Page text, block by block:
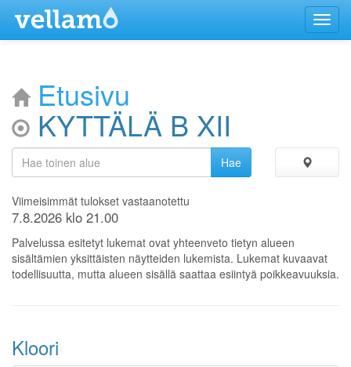
Menu
Etusivu
KYTTÄLÄ B XII
Viimeisimmät tulokset vastaanotettu
7.8.2026 klo 21.00
Palvelussa esitetyt lukemat ovat yhteenveto tietyn alueen
sisältämien yksittäisten näytteiden lukemista. Lukemat kuvaavat
todellisuutta, mutta alueen sisällä saattaa esiintyä poikkeavuuksia.
Kloori